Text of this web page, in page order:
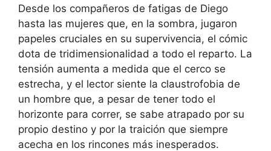
Desde los compañeros de fatigas de Diego
hasta las mujeres que, en la sombra, jugaron
papeles cruciales en su supervivencia, el cómic
dota de tridimensionalidad a todo el reparto. La
tensión aumenta a medida que el cerco se
estrecha, y el lector siente la claustrofobia de
un hombre que, a pesar de tener todo el
horizonte para correr, se sabe atrapado por su
propio destino y por la traición que siempre
acecha en los rincones más inesperados.